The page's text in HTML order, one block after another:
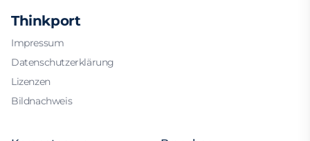
Thinkport
Impressum
Datenschutzerklärung
Lizenzen
Bildnachweis